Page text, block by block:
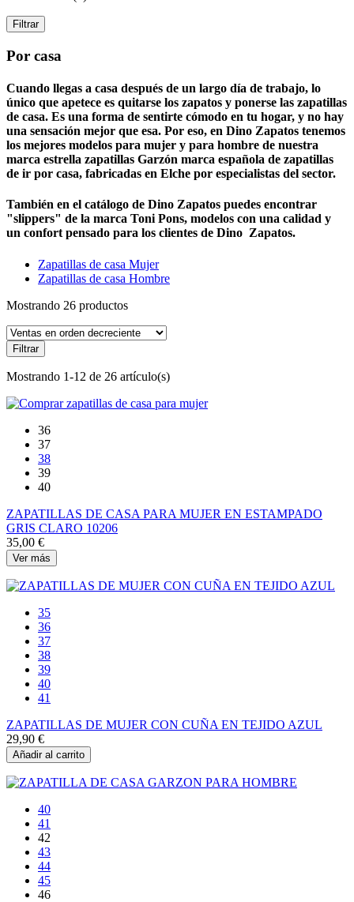
Filtrar
Por casa
Cuando llegas a casa después de un largo día de trabajo, lo
único que apetece es quitarse los zapatos y ponerse las zapatillas
de casa. Es una forma de sentirte cómodo en tu hogar, y no hay
una sensación mejor que esa. Por eso, en Dino Zapatos tenemos
los mejores modelos para mujer y para hombre de nuestra
marca estrella zapatillas Garzón marca española de zapatillas
de ir por casa, fabricadas en Elche por especialistas del sector.
También en el catálogo de Dino Zapatos puedes encontrar
"slippers" de la marca Toni Pons, modelos con una calidad y
un confort pensado para los clientes de Dino Zapatos.
Zapatillas de casa Mujer
Zapatillas de casa Hombre
Mostrando 26 productos
Filtrar
Mostrando 1-12 de 26 artículo(s)
36
37
38
39
40
ZAPATILLAS DE CASA PARA MUJER EN ESTAMPADO
GRIS CLARO 10206
35,00 €
Ver más
35
36
37
38
39
40
41
ZAPATILLAS DE MUJER CON CUÑA EN TEJIDO AZUL
29,90 €
Añadir al carrito
40
41
42
43
44
45
46